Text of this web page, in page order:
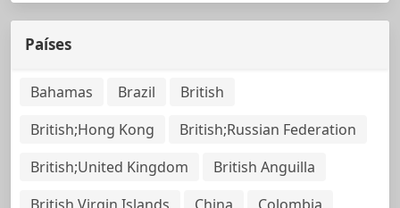
Países
Bahamas Brazil
British
British;Hong Kong
British;Russian Federation
British;United Kingdom
British Anguilla